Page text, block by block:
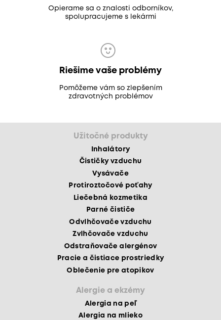
Opierame sa o znalosti odborníkov,
spolupracujeme s lekármi
Riešime vaše problémy
Pomôžeme vám so zlepšením
zdravotných problémov
Užitočné produkty
Inhalátory
Čističky vzduchu
Vysávače
Protiroztočové poťahy
Liečebná kozmetika
Parné čističe
Odvlhčovače vzduchu
Zvlhčovače vzduchu
Odstraňovače alergénov
Pracie a čistiace prostriedky
Oblečenie pre atopikov
Alergie a ekzémy
Alergia na peľ
Alergia na mlieko